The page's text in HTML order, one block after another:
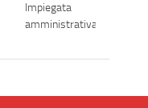
Impiegata
amministrativa